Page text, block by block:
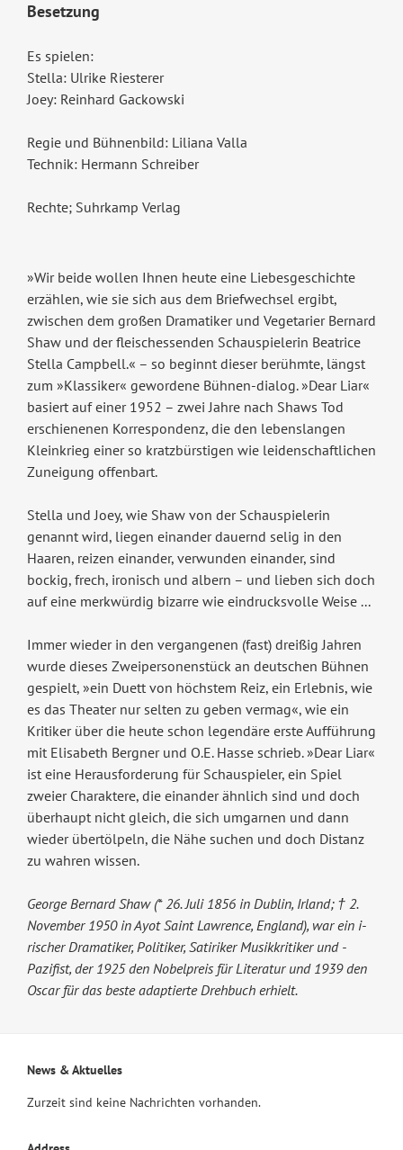
Besetzung
Es spielen:
Stella: Ulrike Riesterer
Joey: Reinhard Gackowski
Regie und Bühnenbild: Liliana Valla
Technik: Hermann Schreiber
Rechte; Suhrkamp Verlag
»Wir beide wollen Ihnen heute eine Liebesgeschichte
erzählen, wie sie sich aus dem Briefwechsel ergibt,
zwischen dem großen Dramatiker und Vegetarier Bernard
Shaw und der fleischessenden Schauspielerin Beatrice
Stella Campbell.« – so beginnt dieser berühmte, längst
zum »Klassiker« gewordene Bühnen-dialog. »Dear Liar«
basiert auf einer 1952 – zwei Jahre nach Shaws Tod
erschienenen Korrespondenz, die den lebenslangen
Kleinkrieg einer so kratzbürstigen wie leidenschaftlichen
Zuneigung offenbart.
Stella und Joey, wie Shaw von der Schauspielerin
genannt wird, liegen einander dauernd selig in den
Haaren, reizen einander, verwunden einander, sind
bockig, frech, ironisch und albern – und lieben sich doch
auf eine merkwürdig bizarre wie eindrucksvolle Weise ...
Immer wieder in den vergangenen (fast) dreißig Jahren
wurde dieses Zweipersonenstück an deutschen Bühnen
gespielt, »ein Duett von höchstem Reiz, ein Erlebnis, wie
es das Theater nur selten zu geben vermag«, wie ein
Kritiker über die heute schon legendäre erste Aufführung
mit Elisabeth Bergner und O.E. Hasse schrieb. »Dear Liar«
ist eine Herausforderung für Schauspieler, ein Spiel
zweier Charaktere, die einander ähnlich sind und doch
überhaupt nicht gleich, die sich umgarnen und dann
wieder übertölpeln, die Nähe suchen und doch Distanz
zu wahren wissen.
George Bernard Shaw (* 26. Juli 1856 in Dublin, Irland; † 2.
November 1950 in Ayot Saint Lawrence, England), war ein i­
rischer­ Dramatiker,­ Politiker,­ Satiriker ­Musikkritiker­ und ­
Pazifist,­ der 1925 den Nobelpreis für Literatur und 1939 den
Oscar für das beste adaptierte Drehbuch erhielt.
News & Aktuelles
Zurzeit sind keine Nachrichten vorhanden.